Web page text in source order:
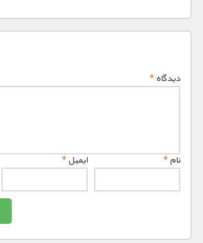
دیدگاه*
نام* ایمیل*